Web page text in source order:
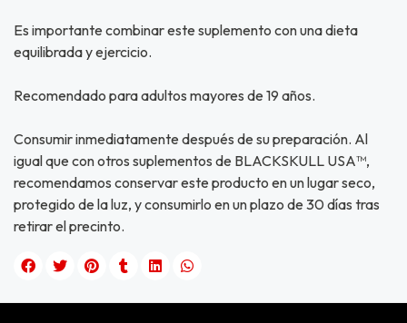
Es importante combinar este suplemento con una dieta
equilibrada y ejercicio.
Recomendado para adultos mayores de 19 años.
Consumir inmediatamente después de su preparación. Al
igual que con otros suplementos de BLACKSKULL USA™,
recomendamos conservar este producto en un lugar seco,
protegido de la luz, y consumirlo en un plazo de 30 días tras
retirar el precinto.